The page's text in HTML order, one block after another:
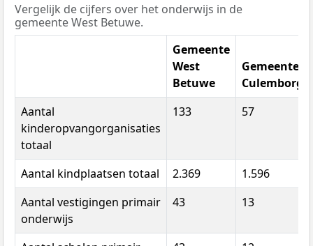
Vergelijk de cijfers over het onderwijs in de
gemeente West Betuwe.
Gemeente
West
Betuwe
Gemeente
Culemborg
Aantal
kinderopvangorganisaties
totaal
133 57
Aantal kindplaatsen totaal 2.369
1.596
Aantal vestigingen primair
onderwijs
43 13